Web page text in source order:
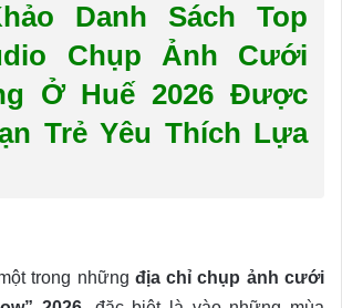
Danh Sách Top
Chụp Ảnh Cưới
Ở Huế 2026 Được
Trẻ Yêu Thích Lựa
trong những địa chỉ chụp ảnh cưới